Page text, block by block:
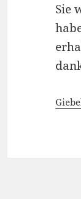
Sie